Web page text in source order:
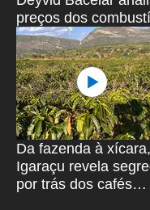
preços dos
Da fazenda à xícara,
Igaraçu revela
por trás dos cafés